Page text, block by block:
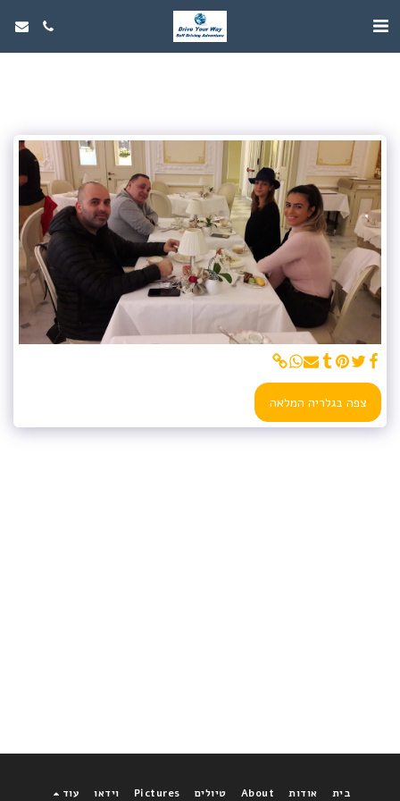
צפה בגלריה המלאה
בית אודות About טיולים Pictures וידאו עוד